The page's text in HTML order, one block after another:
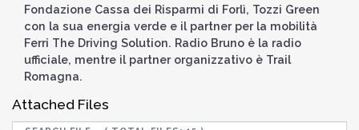
Fondazione Cassa dei Risparmi di Forlì, Tozzi Green
con la sua energia verde e il partner per la mobilità
Ferri The Driving Solution. Radio Bruno è la radio
ufficiale, mentre il partner organizzativo è Trail
Romagna.
Attached Files